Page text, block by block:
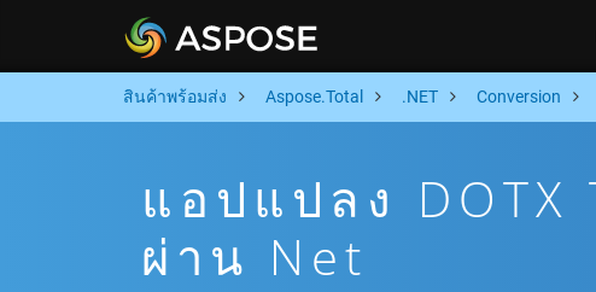
สินค้าพร้อมส่ง Aspose.Total .NET Conversion
แอปแปลง DOTX
ผ่าน Net